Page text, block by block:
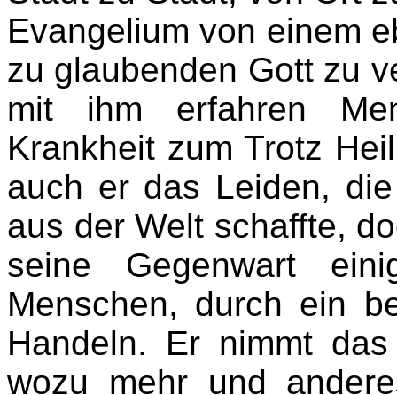
Evangelium von einem
zu glaubenden Gott zu
mit ihm erfahren
Krankheit zum Trotz
auch er das Leiden,
aus der Welt schaffte,
seine Gegenwart
Menschen, durch ein
Handeln. Er nimmt
wozu mehr und